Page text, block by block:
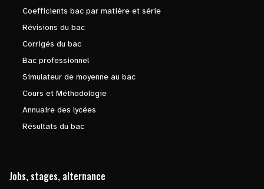
Coefficients bac par matière et série
Révisions du bac
Corrigés du bac
Bac professionnel
Simulateur de moyenne au bac
Cours et Méthodologie
Annuaire des lycées
Résultats du bac
Jobs, stages, alternance